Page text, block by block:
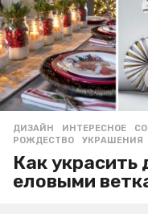
ДИЗАЙН ,ИНТЕРЕСНОЕ ,
РОЖДЕСТВО
,УКРАШЕНИЯ
Как украсить
еловыми